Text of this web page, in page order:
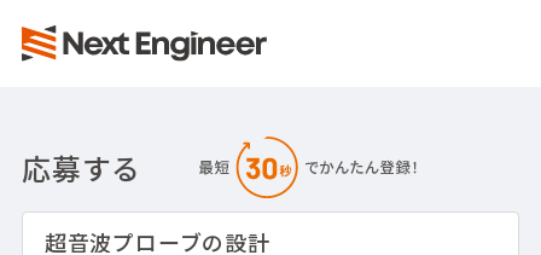
応募する
超音波プローブの設計